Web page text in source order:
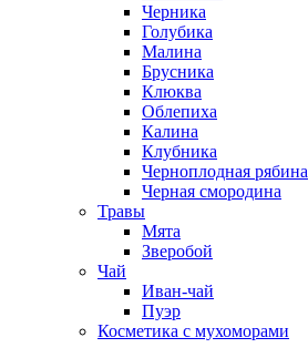
Черника
Голубика
Малина
Брусника
Клюква
Облепиха
Калина
Клубника
Черноплодная рябина
Черная смородина
Травы
Мята
Зверобой
Чай
Иван-чай
Пуэр
Косметика с мухоморами